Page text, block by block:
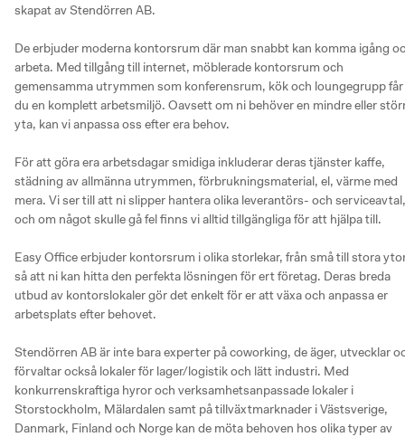
skapat av Stendörren AB.
De erbjuder moderna kontorsrum där man snabbt kan komma igång
arbeta. Med tillgång till internet, möblerade kontorsrum och
gemensamma utrymmen som konferensrum, kök och loungegrupp får
du en komplett arbetsmiljö. Oavsett om ni behöver en mindre eller
yta, kan vi anpassa oss efter era behov.
För att göra era arbetsdagar smidiga inkluderar deras tjänster kaffe,
städning av allmänna utrymmen, förbrukningsmaterial, el, värme med
mera. Vi ser till att ni slipper hantera olika leverantörs- och serviceavtal,
och om något skulle gå fel finns vi alltid tillgängliga för att hjälpa till.
Easy Office erbjuder kontorsrum i olika storlekar, från små till stora
så att ni kan hitta den perfekta lösningen för ert företag. Deras breda
utbud av kontorslokaler gör det enkelt för er att växa och anpassa er
arbetsplats efter behovet.
Stendörren AB är inte bara experter på coworking, de äger, utvecklar
förvaltar också lokaler för lager/logistik och lätt industri. Med
konkurrenskraftiga hyror och verksamhetsanpassade lokaler i
Storstockholm, Mälardalen samt på tillväxtmarknader i Västsverige,
Danmark, Finland och Norge kan de möta behoven hos olika typer av